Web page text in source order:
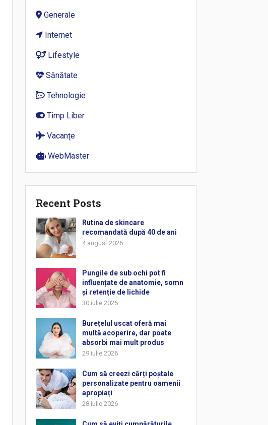
Generale
Internet
Lifestyle
Sănătate
Tehnologie
Timp Liber
Vacanțe
WebMaster
Recent Posts
Rutina de skincare
recomandată după 40 de ani
4 august 2026
Pungile de sub ochi pot fi
influențate de anatomie, somn
și retenție de lichide
30 iulie 2026
Burețelul uscat oferă mai
multă acoperire, dar poate
absorbi mai mult produs
29 iulie 2026
Cum să creezi cărți poștale
personalizate pentru oamenii
apropiați
28 iulie 2026